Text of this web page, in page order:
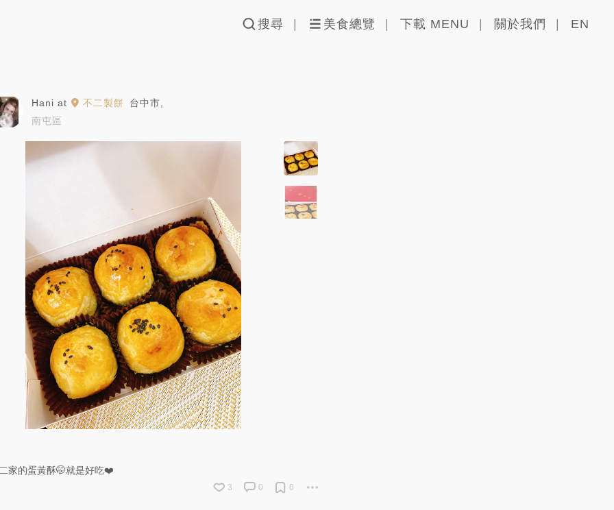
搜尋 美食總覽 下載 MENU 關於我們 EN
Hani at 不二製餅 台中市
南屯區
家的蛋黃酥🤭就是好吃❤️
3 0 0